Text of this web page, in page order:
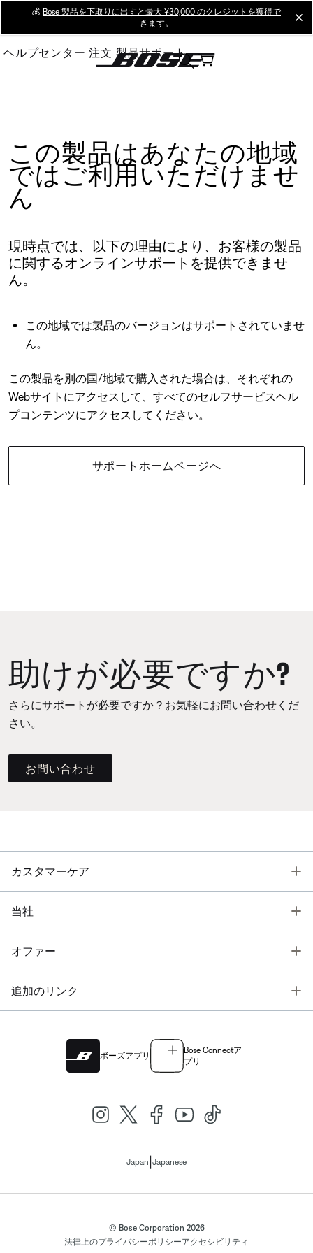
Main
💰 Bose 製品を下取りに出すと最大 ¥30,000 のクレジットを獲得で
きます。
ヘルプセンター 注文 製品サポート
この製品はあなたの地域
ではご利用いただけませ
ん
現時点では、以下の理由により、お客様の製品
に関するオンラインサポートを提供できませ
ん。
この地域では製品のバージョンはサポートされていませ
ん。
この製品を別の国/地域で購入された場合は、それぞれの
Webサイトにアクセスして、すべてのセルフサービスヘル
プコンテンツにアクセスしてください。
サポートホームページへ
助けが必要ですか?
さらにサポートが必要ですか？お気軽にお問い合わせくだ
さい。
お問い合わせ
カスタマーケア
当社
オファー
追加のリンク
ボーズアプリ
Bose Connectア
プリ
Japan Japanese
© Bose Corporation 2026
法律上のプライバシーポリシーアクセシビリティ